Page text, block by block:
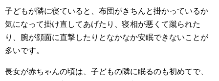
子どもが隣に寝ていると、布団がきちんと掛かっているか
気になって掛け直してあげたり、寝相が悪くて蹴られた
り、腕が顔面に直撃したりとなかなか安眠できないことが
多いです。
長女が赤ちゃんの頃は、子どもの隣に眠るのも初めてで、